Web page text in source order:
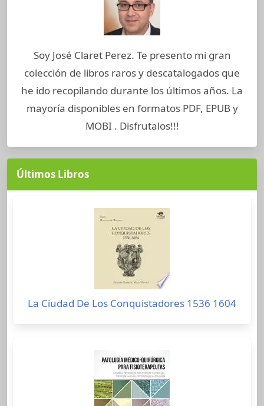
Soy José Claret Perez. Te presento mi gran
colección de libros raros y descatalogados que
he ido recopilando durante los últimos años. La
mayoría disponibles en formatos PDF, EPUB y
MOBI . Disfrutalos!!!
Últimos Libros
La Ciudad De Los Conquistadores 1536 1604